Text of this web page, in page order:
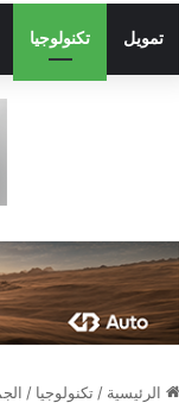
تمويل تكنولوجيا
الرئيسية / تكنولوجيا /